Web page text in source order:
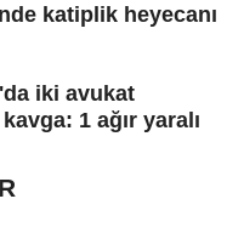
katiplik heyecanı
iki avukat
1 ağır yaralı